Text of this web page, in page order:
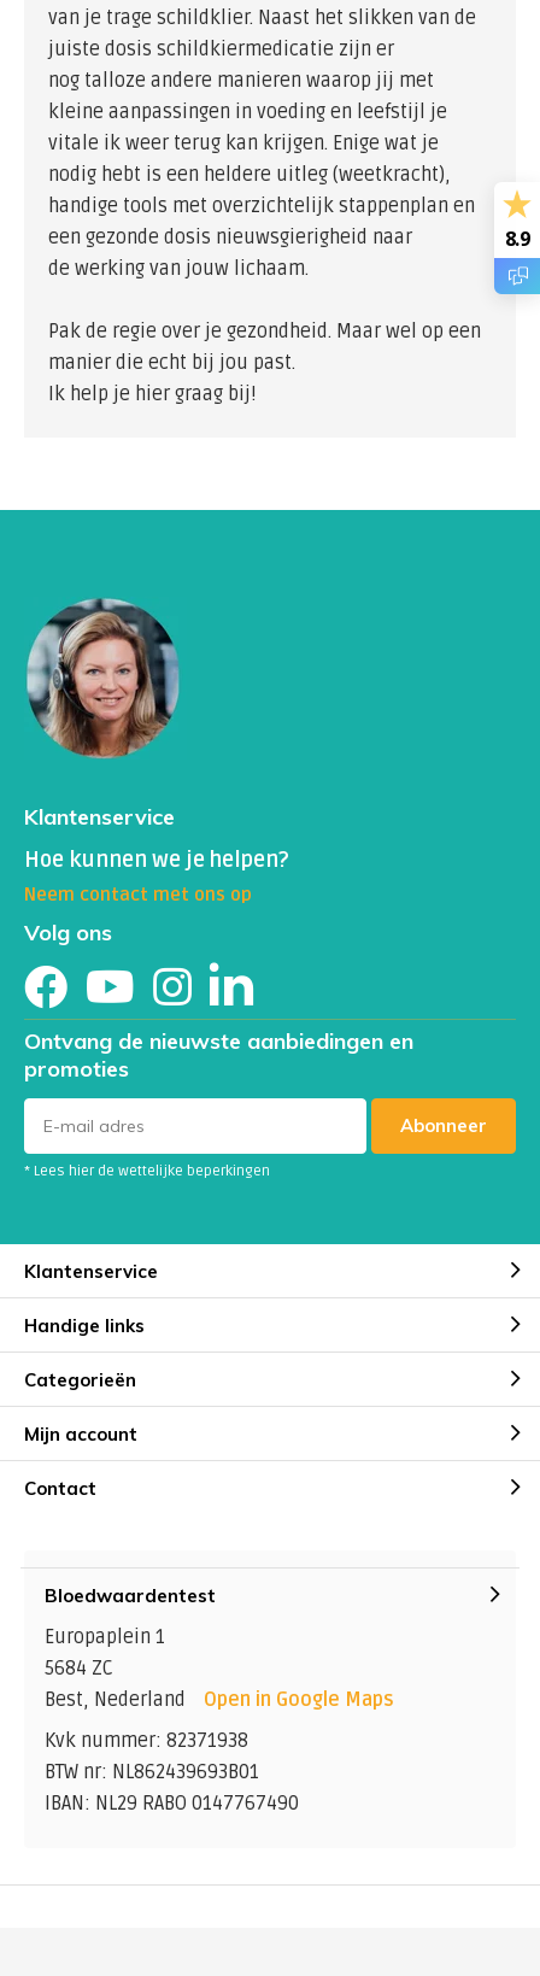
van je trage schildklier. Naast het slikken van de
juiste dosis schildkiermedicatie zijn er
nog talloze andere manieren waarop jij met
kleine aanpassingen in voeding en leefstijl je
vitale ik weer terug kan krijgen. Enige wat je
nodig hebt is een heldere uitleg (weetkracht),
handige tools met overzichtelijk stappenplan en
een gezonde dosis nieuwsgierigheid naar
de werking van jouw lichaam.
Pak de regie over je gezondheid. Maar wel op een
manier die echt bij jou past.
Ik help je hier graag bij!
Klantenservice
Hoe kunnen we je helpen?
Neem contact met ons op
Volg ons
Ontvang de nieuwste aanbiedingen en
promoties
Abonneer
* Lees hier de wettelijke beperkingen
Klantenservice
Handige links
Categorieën
Mijn account
Contact
Bloedwaardentest
Europaplein 1
5684 ZC
Best, Nederland
Open in Google Maps
Kvk nummer: 82371938
BTW nr: NL862439693B01
IBAN: NL29 RABO 0147767490
8.9